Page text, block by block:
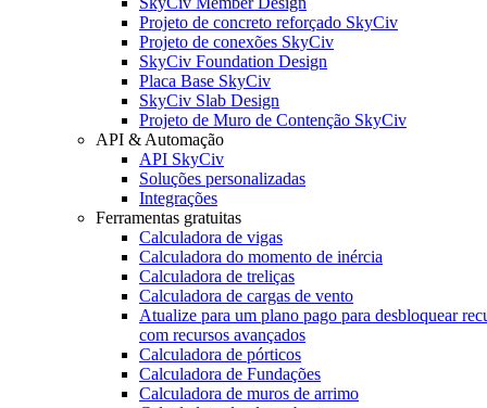
Projeto de concreto reforçado SkyCiv
Projeto de conexões SkyCiv
SkyCiv Foundation Design
Placa Base SkyCiv
SkyCiv Slab Design
Projeto de Muro de Contenção SkyCiv
API & Automação
API SkyCiv
Soluções personalizadas
Integrações
Ferramentas gratuitas
Calculadora de vigas
Calculadora do momento de inércia
Calculadora de treliças
Calculadora de cargas de vento
Atualize para um plano pago para desbloquear
com recursos avançados
Calculadora de pórticos
Calculadora de Fundações
Calculadora de muros de arrimo